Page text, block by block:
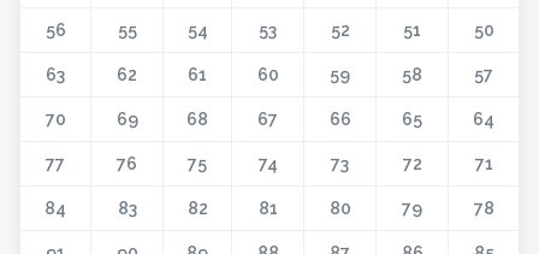
50
51
52
53
54
55
56
57
58
59
60
61
62
63
64
65
66
67
68
69
70
71
72
73
74
75
76
77
78
79
80
81
82
83
84